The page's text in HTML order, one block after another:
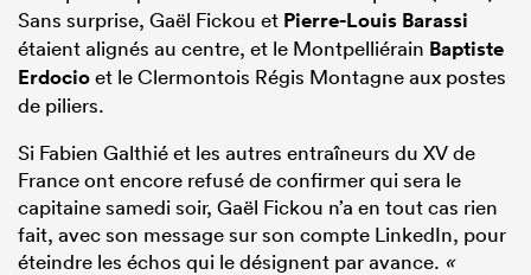
Sans surprise, Gaël Fickou et Pierre-Louis Barassi
étaient alignés au centre, et le Montpelliérain Baptiste
Erdocioet le Clermontois Régis Montagne aux postes
de piliers.
Si Fabien Galthié et les autres entraîneurs du XV de
France ont encore refusé de confirmer qui sera le
capitaine samedi soir, Gaël Fickou n’a en tout cas rien
fait, avec son message sur son compte LinkedIn, pour
éteindre les échos qui le désignent par avance. «